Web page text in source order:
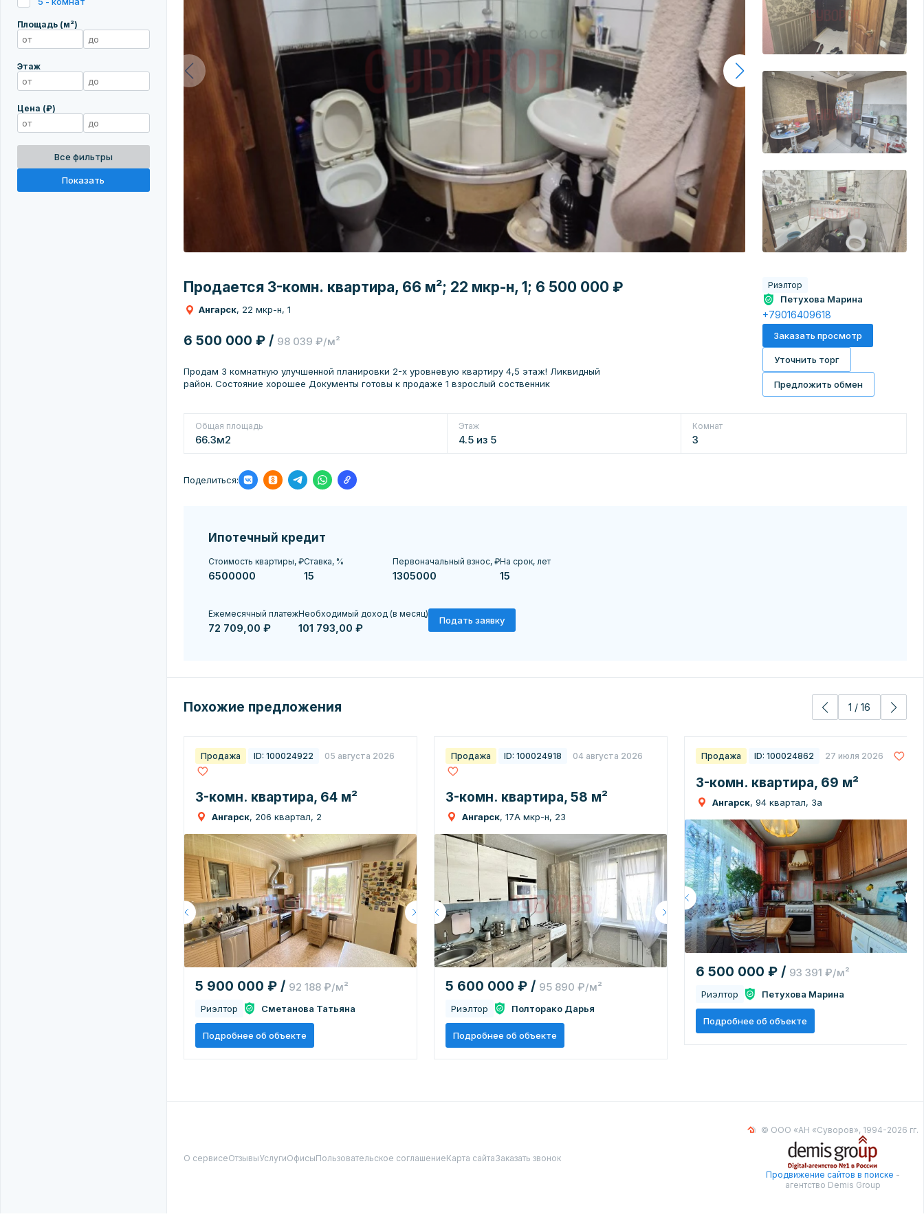
Площадь (м²)
Этаж
Цена (₽)
Все фильтры
Показать
Продается 3-комн. квартира, 66 м²; 22 мкр-н, 1; 6 500 000 ₽
Ангарск, 22 мкр-н, 1
6 500 000 ₽ / 98 039 ₽/м²
Продам 3 комнатную улучшенной планировки 2-х уровневую квартиру 4,5 этаж! Ликвидный
район. Состояние хорошее Документы готовы к продаже 1 взрослый соственник
Риэлтор
Петухова Марина
+79016409618
Заказать просмотр
Уточнить торг
Предложить обмен
Общая площадь
66.3м2
Этаж
4.5 из 5
Комнат
3
Поделиться:
Ипотечный кредит
Стоимость квартиры, ₽Ставка, % Первоначальный взнос, ₽На срок, лет
Ежемесячный платеж
72 709,00 ₽
Необходимый доход (в месяц)
101 793,00 ₽
Подать заявку
Похожие предложения 1 / 16
Продажа ID: 100024922 05 августа 2026
3-комн. квартира, 64 м²
Ангарск, 206 квартал, 2
5 900 000 ₽ / 92 188 ₽/м²
Риэлтор Сметанова Татьяна
Подробнее об объекте
Продажа ID: 100024918 04 августа 2026
3-комн. квартира, 58 м²
Ангарск, 17А мкр-н, 23
5 600 000 ₽ / 95 890 ₽/м²
Риэлтор Полторако Дарья
Подробнее об объекте
Продажа ID: 100024862 27 июля 2026
3-комн. квартира, 69 м²
Ангарск, 94 квартал, 3а
6 500 000 ₽ / 93 391 ₽/м²
Риэлтор Петухова Марина
Подробнее об объекте
О сервисеОтзывыУслугиОфисыПользовательское соглашениеКарта сайтаЗаказать звонок
© ООО «АН «Суворов», 1994-2026 гг.
Продвижение сайтов в поиске -
агентство Demis Group